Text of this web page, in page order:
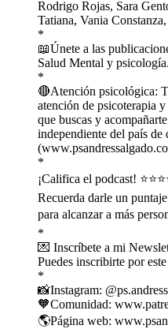
Rodrigo Rojas, Sara
Tatiana, Vania
*
📖Únete a las
Salud Mental y psicología⁠⁠⁠⁠⁠⁠⁠⁠⁠⁠⁠⁠⁠⁠⁠⁠⁠⁠⁠⁠⁠⁠⁠⁠⁠⁠⁠⁠⁠⁠⁠⁠⁠⁠⁠⁠⁠⁠⁠⁠⁠⁠⁠⁠⁠⁠⁠⁠⁠⁠⁠⁠⁠⁠⁠⁠⁠⁠.
*
🔴Atención psicológica:
atención de psicoterapia
que buscas y
independiente del país de
*
¡Califica el podcast!
Recuerda darle un
para alcanzar a más
*
💌 Inscríbete a mi
⁠⁠⁠⁠⁠⁠⁠⁠⁠⁠⁠⁠⁠⁠⁠⁠⁠⁠⁠⁠⁠⁠⁠⁠⁠⁠⁠⁠⁠⁠⁠⁠⁠⁠⁠⁠⁠⁠⁠⁠⁠⁠⁠⁠⁠⁠⁠⁠⁠⁠⁠⁠⁠⁠⁠⁠⁠⁠Puedes inscribirte por
*
📸Instagram:
🧡Comunidad:
🌎Página web: